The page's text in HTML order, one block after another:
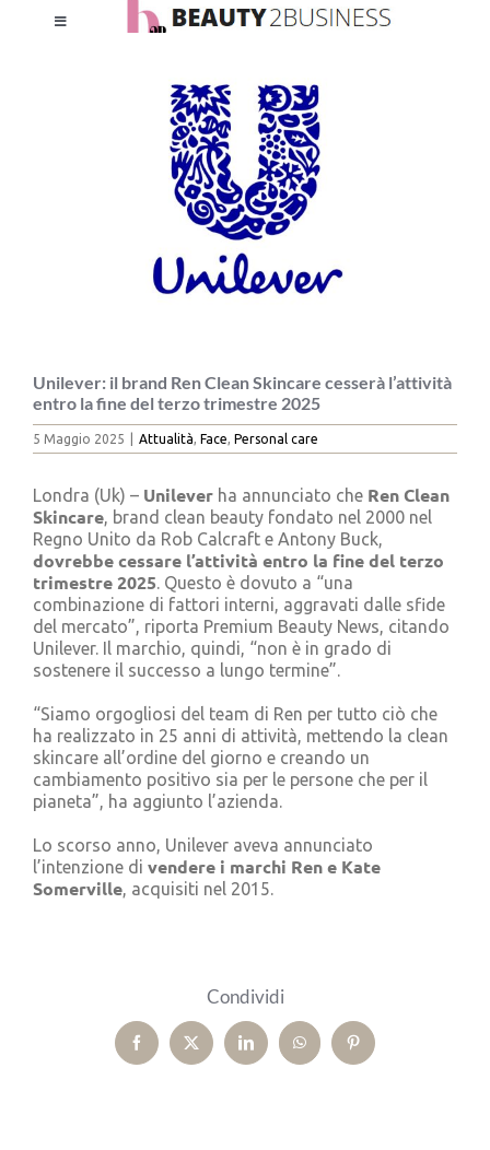
Toggle
CATEGORIE
CONTATTI
Cerca
per:
Unilever: il brand Ren Clean Skincare cesserà l’attività
entro la fine del terzo trimestre 2025
5 Maggio 2025 Attualità, Face, Personal care
Londra (Uk) – Unilever ha annunciato che Ren Clean
Skincare, brand clean beauty fondato nel 2000 nel
Regno Unito da Rob Calcraft e Antony Buck,
dovrebbe cessare l’attività entro la fine del terzo
trimestre 2025. Questo è dovuto a “una
combinazione di fattori interni, aggravati dalle sfide
del mercato”, riporta Premium Beauty News, citando
Unilever. Il marchio, quindi, “non è in grado di
sostenere il successo a lungo termine”.
“Siamo orgogliosi del team di Ren per tutto ciò che
ha realizzato in 25 anni di attività, mettendo la clean
skincare all’ordine del giorno e creando un
cambiamento positivo sia per le persone che per il
pianeta”, ha aggiunto l’azienda.
Lo scorso anno, Unilever aveva annunciato
l’intenzione di vendere i marchi Rene Kate
Somerville, acquisiti nel 2015.
Condividi
FacebookX LinkedInWhatsAppPinterest